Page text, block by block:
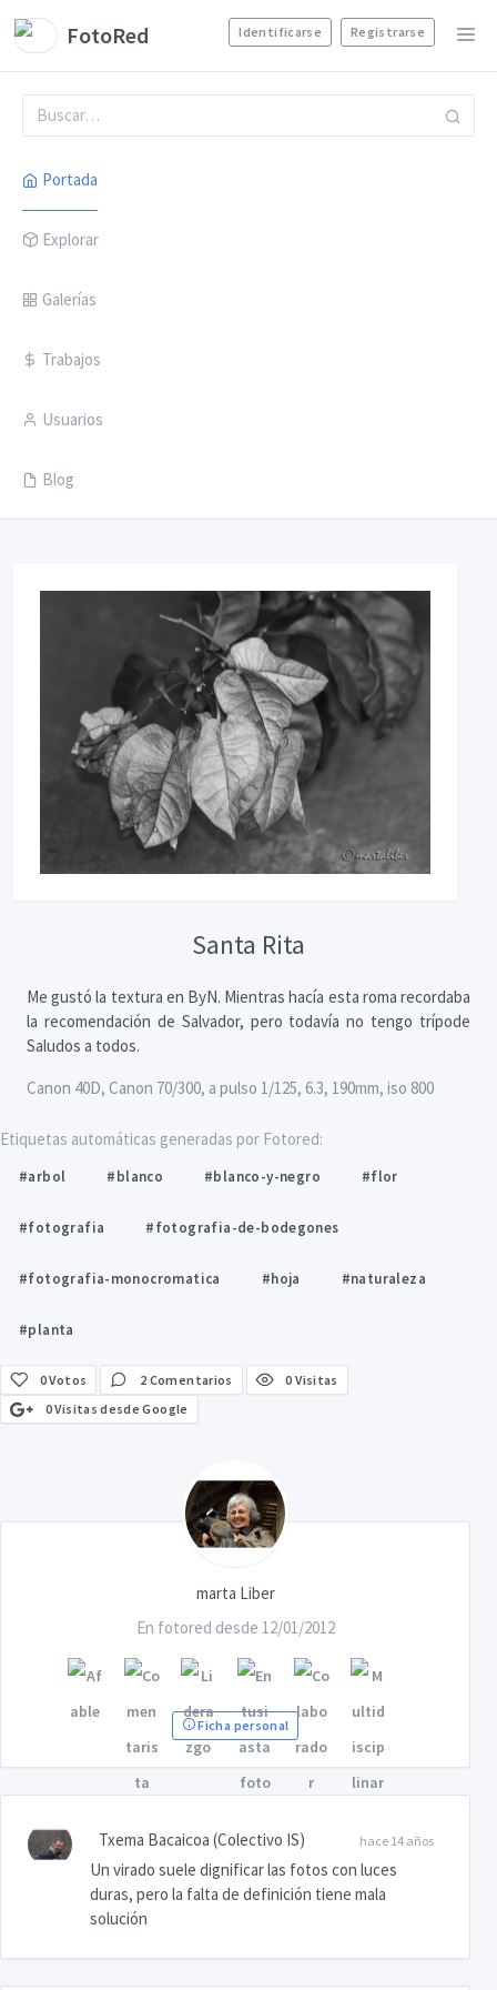
FotoRed Identificarse Registrarse
Portada
Explorar
Galerías
Trabajos
Usuarios
Blog
Santa Rita
Me gustó la textura en ByN. Mientras hacía esta roma recordaba
la recomendación de Salvador, pero todavía no tengo trípode
Saludos a todos.
Canon 40D, Canon 70/300, a pulso 1/125, 6.3, 190mm, iso 800
Etiquetas automáticas generadas por Fotored:
#arbol #blanco #blanco-y-negro #flor
#fotografia #fotografia-de-bodegones
#fotografia-monocromatica #hoja #naturaleza
#planta
0Votos 2 Comentarios
0 Visitas
0 Visitas desde Google
marta Liber
En fotored desde 12/01/2012
Ficha personal
hace 14 años
Txema Bacaicoa (Colectivo IS)
Un virado suele dignificar las fotos con luces
duras, pero la falta de definición tiene mala
solución